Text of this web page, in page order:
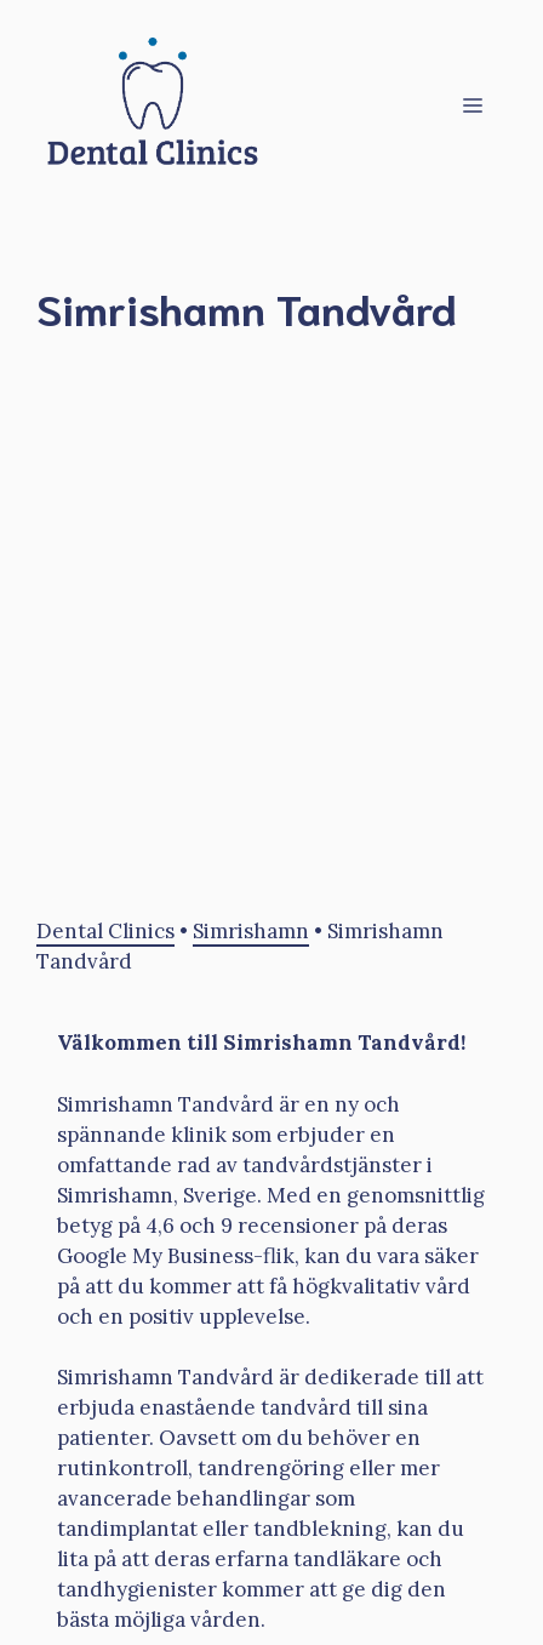
Meny
Simrishamn Tandvård
Dental Clinics • Simrishamn • Simrishamn
Tandvård
Välkommen till Simrishamn Tandvård!
Simrishamn Tandvård är en ny och
spännande klinik som erbjuder en
omfattande rad av tandvårdstjänster i
Simrishamn, Sverige. Med en genomsnittlig
betyg på 4,6 och 9 recensioner på deras
Google My Business-flik, kan du vara säker
på att du kommer att få högkvalitativ vård
och en positiv upplevelse.
Simrishamn Tandvård är dedikerade till att
erbjuda enastående tandvård till sina
patienter. Oavsett om du behöver en
rutinkontroll, tandrengöring eller mer
avancerade behandlingar som
tandimplantat eller tandblekning, kan du
lita på att deras erfarna tandläkare och
tandhygienister kommer att ge dig den
bästa möjliga vården.